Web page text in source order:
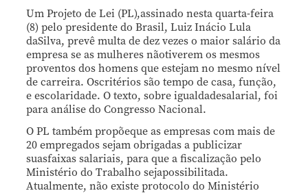
Um Projeto de Lei (PL),assinado nesta quarta-feira
(8) pelo presidente do Brasil, Luiz Inácio Lula
daSilva, prevê multa de dez vezes o maior salário da
empresa se as mulheres nãotiverem os mesmos
proventos dos homens que estejam no mesmo nível
de carreira. Oscritérios são tempo de casa, função,
e escolaridade. O texto, sobre igualdadesalarial, foi
para análise do Congresso Nacional.
O PL também propõeque as empresas com mais de
20 empregados sejam obrigadas a publicizar
suasfaixas salariais, para que a fiscalização pelo
Ministério do Trabalho sejapossibilitada.
Atualmente, não existe protocolo do Ministério